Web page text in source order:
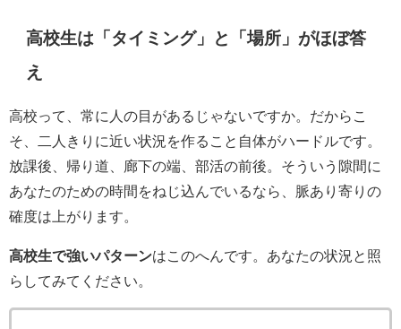
高校生は「タイミング」と「場所」がほぼ答
え
高校って、常に人の目があるじゃないですか。だからこ
そ、二人きりに近い状況を作ること自体がハードルです。
放課後、帰り道、廊下の端、部活の前後。そういう隙間に
あなたのための時間をねじ込んでいるなら、脈あり寄りの
確度は上がります。
高校生で強いパターンはこのへんです。あなたの状況と照
らしてみてください。